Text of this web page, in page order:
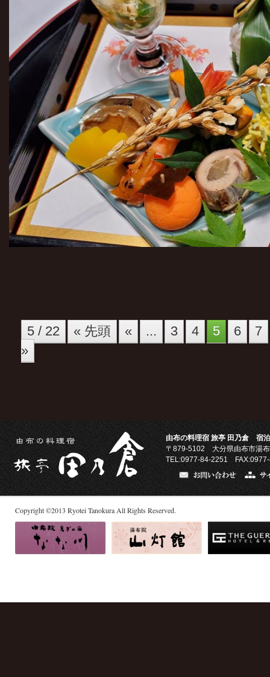
5 / 22 « 先頭 « ... 3 4 5 6
7
»
由布の料理宿 旅亭 田乃倉 宿
〒879-5102 大分県由布市湯
TEL:0977-84-2251
Copyright©2013 Ryotei Tanokura All Rights Reserved.